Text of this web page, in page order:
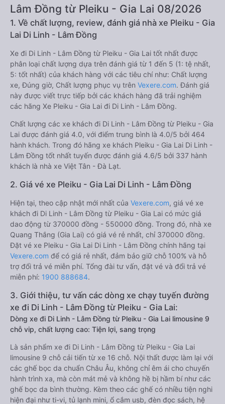
Lâm Đồng từ Pleiku - Gia Lai 08/2026
1. Về chất lượng, review, đánh giá nhà xe Pleiku - Gia
Lai Di Linh - Lâm Đồng
Xe đi Di Linh - Lâm Đồng từ Pleiku - Gia Lai tốt nhất được
phân loại chất lượng dựa trên đánh giá từ 1 đến 5 (1: tệ nhất,
5: tốt nhất) của khách hàng với các tiêu chí như: Chất lượng
xe, Đúng giờ, Chất lượng phục vụ trên Vexere.com. Đánh giá
này được viết trực tiếp bởi các khách hàng đã trải nghiệm
các hãng Xe Pleiku - Gia Lai đi Di Linh - Lâm Đồng.
Chất lượng các xe khách đi Di Linh - Lâm Đồng từ Pleiku - Gia
Lai được đánh giá 4.0, với điểm trung bình là 4.0/5 bởi 464
hành khách. Trong đó hãng xe khách Pleiku - Gia Lai Di Linh -
Lâm Đồng tốt nhất tuyến được đánh giá 4.6/5 bởi 337 hành
khách là nhà xe Việt Tân - Đà Lạt.
2. Giá vé xe Pleiku - Gia Lai Di Linh - Lâm Đồng
Hiện tại, theo cập nhật mới nhất của Vexere.com, giá vé xe
khách đi Di Linh - Lâm Đồng từ Pleiku - Gia Lai có mức giá
dao động từ 370000 đồng - 550000 đồng. Trong đó, nhà xe
Quang Thắng (Gia Lai) có giá vé rẻ nhất, chỉ 370000 đồng.
Đặt vé xe Pleiku - Gia Lai Di Linh - Lâm Đồng chính hãng tại
Vexere.com để có giá rẻ nhất, đảm bảo giữ chỗ 100% và hỗ
trợ đổi trả vé miễn phí. Tổng đài tư vấn, đặt vé và đổi trả vé
miễn phí: 1900 888684.
3. Giới thiệu, tư vấn các dòng xe chạy tuyến đường
xe đi Di Linh - Lâm Đồng từ Pleiku - Gia Lai:
Dòng xe đi Di Linh - Lâm Đồng từ Pleiku - Gia Lai limousine 9
chỗ vip, chất lượng cao: Tiện lợi, sang trọng
Là sản phẩm xe đi Di Linh - Lâm Đồng từ Pleiku - Gia Lai
limousine 9 chỗ cải tiến từ xe 16 chỗ. Nội thất được làm lại với
các ghế bọc da chuẩn Châu Âu, không chỉ êm ái cho chuyến
hành trình xa, mà còn mát mẻ và không hề bị hầm bí như các
ghế bọc da bình thường. Kèm theo các ghế có nhiều tiện nghi
hiện đại như ti-vi, tủ lạnh mini, ổ cắm usb, đèn đọc sách, hệ